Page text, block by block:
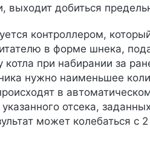
выходит добиться
контроллером,
в форме шнека,
котла при набирании за
нужно наименьшее
в
отсека,
может колебаться с